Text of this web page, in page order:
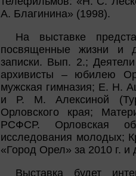
А. Благинина» (1998).
На выставке
посвященные жизни и
записки. Вып. 2.;
архивисты – юбилею
мужская гимназия; Е. Н.
и Р. М. Алексиной
Орловского края;
РСФСР. Орловская
исследования молодых;
«Город Орел» за 2010 г. и
Выставка будет